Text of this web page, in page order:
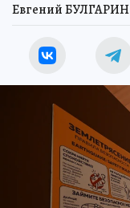
Евгений БУЛГАРИН